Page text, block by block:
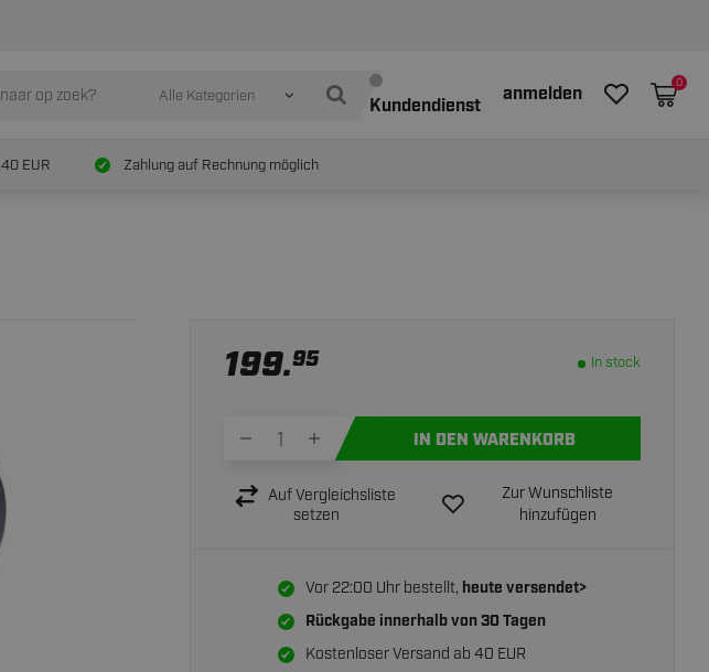
Alle Kategorien Kundendienst
anmelden
0
EUR Zahlung auf Rechnung möglich
199.95 In stock
IN DEN WARENKORB
Auf Vergleichsliste
setzen
Zur Wunschliste
hinzufügen
Vor 22:00 Uhr bestellt, heute versendet>
Rückgabe innerhalb von30 Tagen
Kostenloser Versand ab 40 EUR